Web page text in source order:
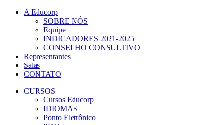
A Educorp
SOBRE NÓS
Equipe
INDICADORES 2021-2025
CONSELHO CONSULTIVO
Representantes
Salas
CONTATO
CURSOS
Cursos Educorp
IDIOMAS
Ponto Eletrônico